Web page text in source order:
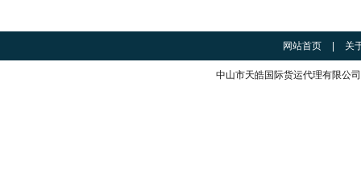
网站首页 关
中山市天皓国际货运代理有限公